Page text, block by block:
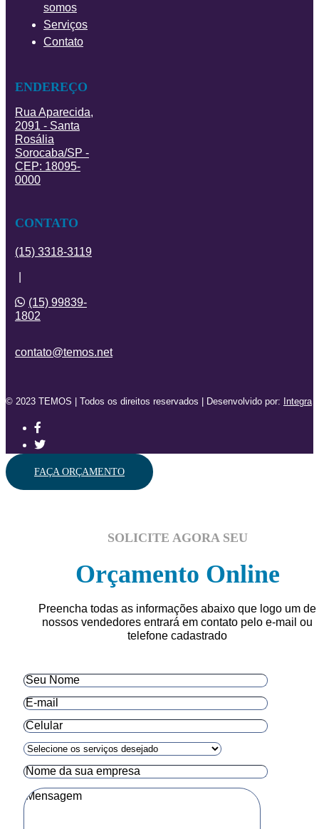
somos
Serviços
Contato
ENDEREÇO
Rua Aparecida,
2091 - Santa
Rosália
Sorocaba/SP -
CEP: 18095-
0000
CONTATO
(15) 3318-3119
(15) 99839-
1802
contato@temos.net
© 2023 TEMOS | Todos os direitos reservados | Desenvolvido por: Integra
FAÇA ORÇAMENTO
SOLICITE AGORA SEU
Orçamento Online
Preencha todas as informações abaixo que logo um de
nossos vendedores entrará em contato pelo e-mail ou
telefone cadastrado